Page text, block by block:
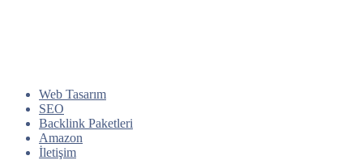
Web Tasarım
SEO
Backlink Paketleri
Amazon
İletişim